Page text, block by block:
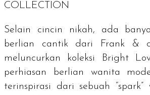
COLLECTION
Selain cincin nikah, ada
berlian cantik dari Frank &
meluncurkan koleksi
Bright
perhiasan berlian wanita
terinspirasi dari sebuah “spark”